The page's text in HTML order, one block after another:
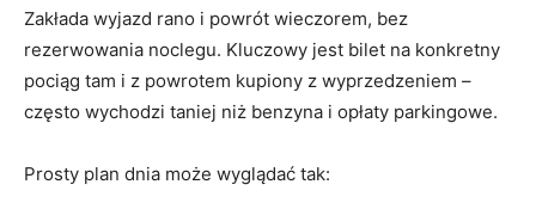
Zakłada wyjazd rano i powrót wieczorem, bez
rezerwowania noclegu. Kluczowy jest bilet na konkretny
pociąg tam i z powrotem kupiony z wyprzedzeniem –
często wychodzi taniej niż benzyna i opłaty parkingowe.
Prosty plan dnia może wyglądać tak: